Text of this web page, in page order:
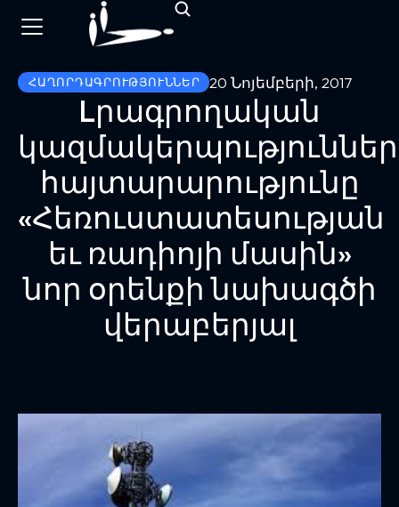
ՀԱՂՈՐԴԱԳՐՈՒԹՅՈՒՆՆԵՐ 20 Նոյեմբերի, 2017
Lրագրողական
հայտարարությունը
«Հեռուստատեսության
եւ ռադիոյի մասին»
նոր օրենքի նախագծի
վերաբերյալ